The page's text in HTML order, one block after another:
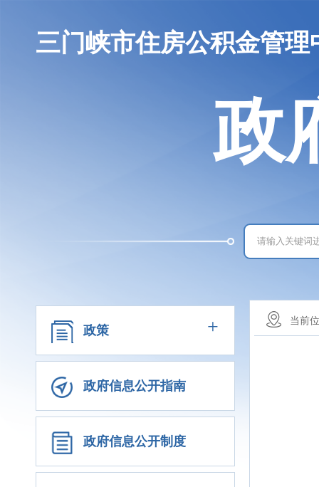
三门峡市住房公积金管理
政
政策 +
政府信息公开指南
政府信息公开制度
当前